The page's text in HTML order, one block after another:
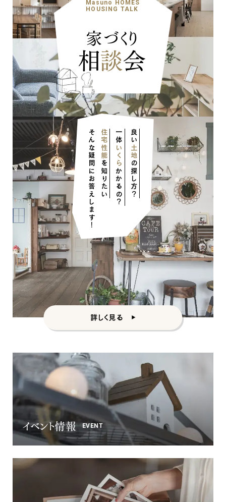
ナチュラル
ナチュラル
カントリー
ヴィンテージ
Masuno HOMES
HOUSING TALK
家づくり
相談会
住宅性能
を知りたい
一体
いくら
かかるの？
良い
土地
の探し方？
そんな疑問にお答えします！
詳しく見る
イベント情報 EVENT